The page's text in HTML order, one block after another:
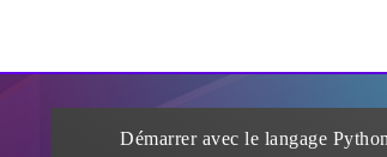
Démarrer avec le langage Python